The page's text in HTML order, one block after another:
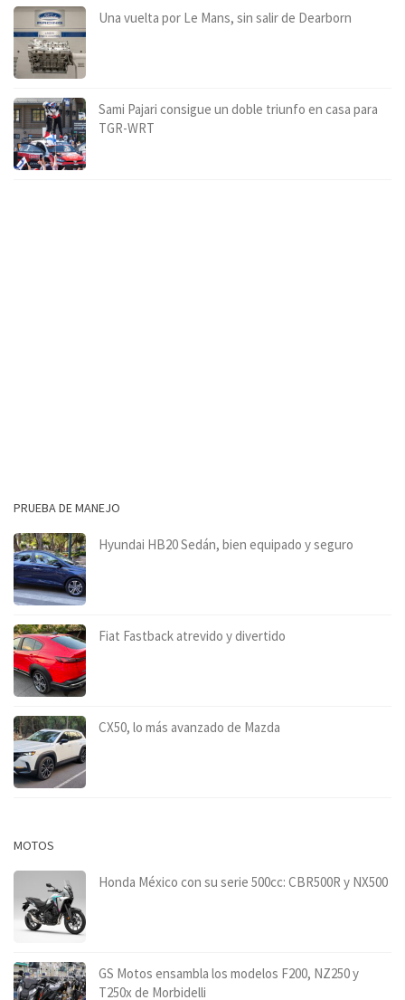
Una vuelta por Le Mans, sin salir de Dearborn
Sami Pajari consigue un doble triunfo en casa para
TGR-WRT
PRUEBA DE MANEJO
Hyundai HB20 Sedán, bien equipado y seguro
Fiat Fastback atrevido y divertido
CX50, lo más avanzado de Mazda
MOTOS
Honda México con su serie 500cc: CBR500R y NX500
GS Motos ensambla los modelos F200, NZ250 y
T250x de Morbidelli